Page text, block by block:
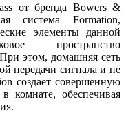
от бренда Bowers &
система Formation,
элементы данной
пространство
этом, домашняя сеть
передачи сигнала и не
создает совершенную
комнате, обеспечивая